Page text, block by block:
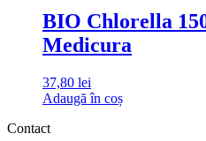
BIO Chlorella
Medicura
37,80 lei
Adaugă în coș
Contact